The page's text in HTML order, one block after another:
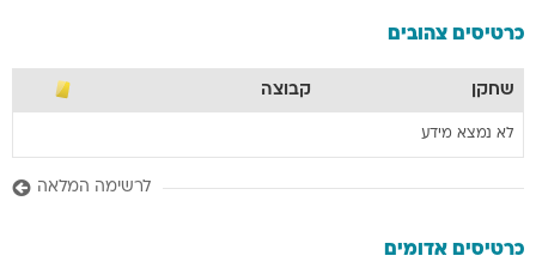
כרטיסים צהובים
שחקן קבוצה
לא נמצא מידע
לרשימה המלאה
כרטיסים אדומים